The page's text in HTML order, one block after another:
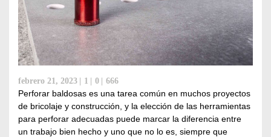
febrero 21, 2023 1 0 666
Perforar baldosas es una tarea común en muchos proyectos
de bricolaje y construcción, y la elección de las herramientas
para perforar adecuadas puede marcar la diferencia entre
un trabajo bien hecho y uno que no lo es, siempre que